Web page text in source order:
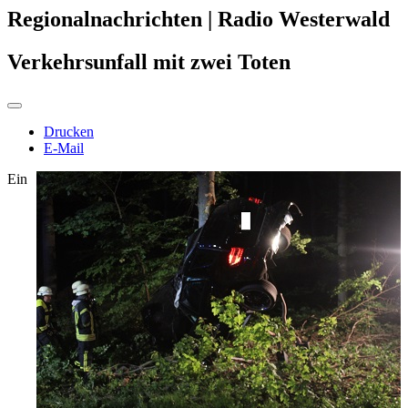
Regionalnachrichten | Radio Westerwald
Verkehrsunfall mit zwei Toten
Drucken
E-Mail
Ein